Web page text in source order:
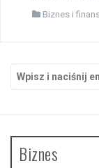
Biznes i
Szukaj:
Biznes